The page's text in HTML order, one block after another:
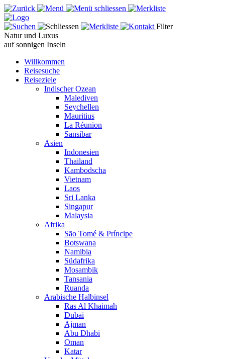
Filter
Natur und Luxus
auf sonnigen Inseln
Willkommen
Reisesuche
Reiseziele
Indischer Ozean
Malediven
Seychellen
Mauritius
La Réunion
Sansibar
Asien
Indonesien
Thailand
Kambodscha
Vietnam
Laos
Sri Lanka
Singapur
Malaysia
Afrika
São Tomé & Príncipe
Botswana
Namibia
Südafrika
Mosambik
Tansania
Ruanda
Arabische Halbinsel
Ras Al Khaimah
Dubai
Ajman
Abu Dhabi
Oman
Katar